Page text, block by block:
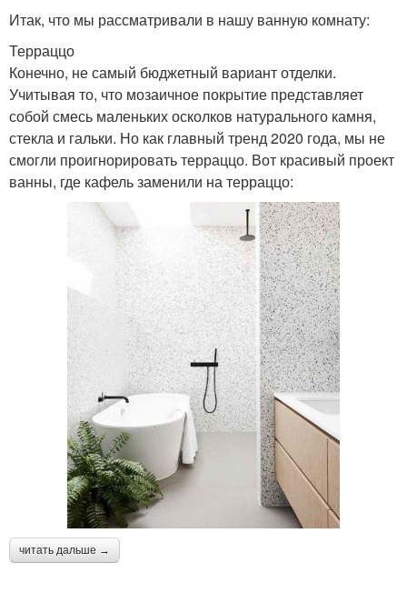
Итак, что мы рассматривали в нашу ванную комнату:
Терраццо
Конечно, не самый бюджетный вариант отделки.
Учитывая то, что мозаичное покрытие представляет
собой смесь маленьких осколков натурального камня,
стекла и гальки. Но как главный тренд 2020 года, мы не
смогли проигнорировать терраццо. Вот красивый проект
ванны, где кафель заменили на терраццо:
читать дальше →